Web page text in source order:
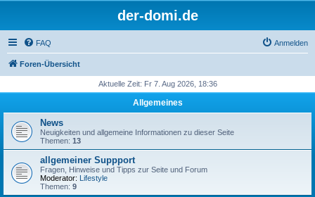
der-domi.de
FAQ Anmelden
Foren-Übersicht
Aktuelle Zeit: Fr 7. Aug 2026, 18:36
Allgemeines
News
Neuigkeiten und allgemeine Informationen zu dieser Seite
Themen: 13
allgemeiner Suppport
Fragen, Hinweise und Tipps zur Seite und Forum
Moderator: Lifestyle
Themen: 9